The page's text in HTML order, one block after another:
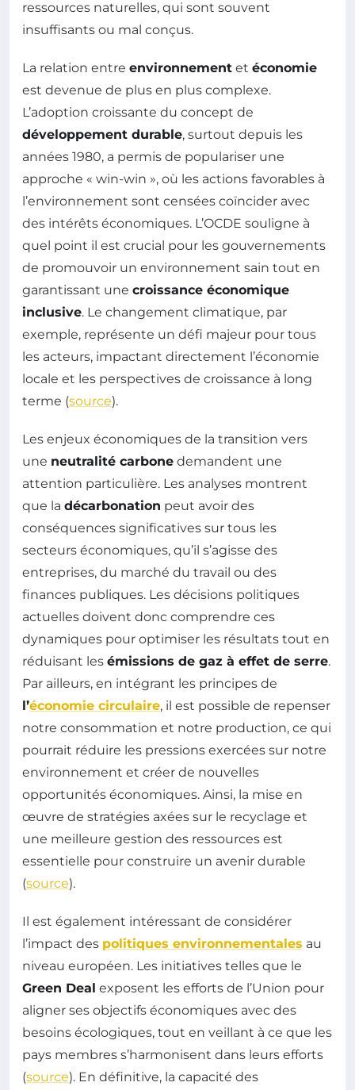
ressources naturelles, qui sont souvent
insuffisants ou mal conçus.
La relation entre environnement et économie
est devenue de plus en plus complexe.
L’adoption croissante du concept de
développement durable, surtout depuis les
années 1980, a permis de populariser une
approche « win-win », où les actions favorables à
l’environnement sont censées coïncider avec
des intérêts économiques. L’OCDE souligne à
quel point il est crucial pour les gouvernements
de promouvoir un environnement sain tout en
garantissant une croissance économique
inclusive. Le changement climatique, par
exemple, représente un défi majeur pour tous
les acteurs, impactant directement l’économie
locale et les perspectives de croissance à long
terme (source).
Les enjeux économiques de la transition vers
une neutralité carbone demandent une
attention particulière. Les analyses montrent
que la décarbonation peut avoir des
conséquences significatives sur tous les
secteurs économiques, qu’il s’agisse des
entreprises, du marché du travail ou des
finances publiques. Les décisions politiques
actuelles doivent donc comprendre ces
dynamiques pour optimiser les résultats tout en
réduisant les émissions de gaz à effet de serre.
Par ailleurs, en intégrant les principes de
l’économie circulaire, il est possible de repenser
notre consommation et notre production, ce qui
pourrait réduire les pressions exercées sur notre
environnement et créer de nouvelles
opportunités économiques. Ainsi, la mise en
œuvre de stratégies axées sur le recyclage et
une meilleure gestion des ressources est
essentielle pour construire un avenir durable
(source).
Il est également intéressant de considérer
l’impact des politiques environnementales au
niveau européen. Les initiatives telles que le
Green Deal exposent les efforts de l’Union pour
aligner ses objectifs économiques avec des
besoins écologiques, tout en veillant à ce que les
pays membres s’harmonisent dans leurs efforts
(source). En définitive, la capacité des